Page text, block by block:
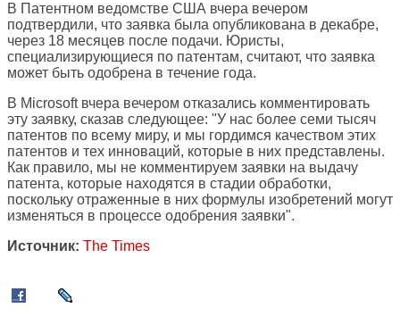
В Патентном ведомстве США вчера вечером
подтвердили, что заявка была опубликована в декабре,
через 18 месяцев после подачи. Юристы,
специализирующиеся по патентам, считают, что заявка
может быть одобрена в течение года.
В Microsoft вчера вечером отказались комментировать
эту заявку, сказав следующее: "У нас более семи тысяч
патентов по всему миру, и мы гордимся качеством этих
патентов и тех инноваций, которые в них представлены.
Как правило, мы не комментируем заявки на выдачу
патента, которые находятся в стадии обработки,
поскольку отраженные в них формулы изобретений могут
изменяться в процессе одобрения заявки".
Источник: The Times